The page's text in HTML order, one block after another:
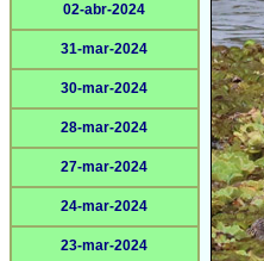
02-abr-2024
31-mar-2024
30-mar-2024
28-mar-2024
27-mar-2024
24-mar-2024
23-mar-2024